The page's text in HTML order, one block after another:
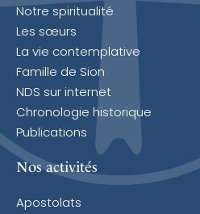
Notre spiritualité
Les sœurs
La vie contemplative
Famille de Sion
NDS sur internet
Chronologie historique
Publications
Nos activités
Apostolats